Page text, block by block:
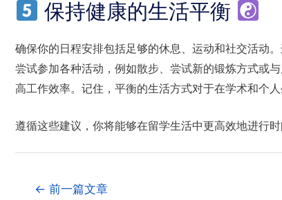
保持健康的生活平衡
确保你的日程安排包括足够的休息、运动和社交活动
尝试参加各种活动，例如散步、尝试新的锻炼方式或
高工作效率。记住，平衡的生活方式对于在学术和个人
遵循这些建议，你将能够在留学生活中更高效地进行
← 前一篇文章